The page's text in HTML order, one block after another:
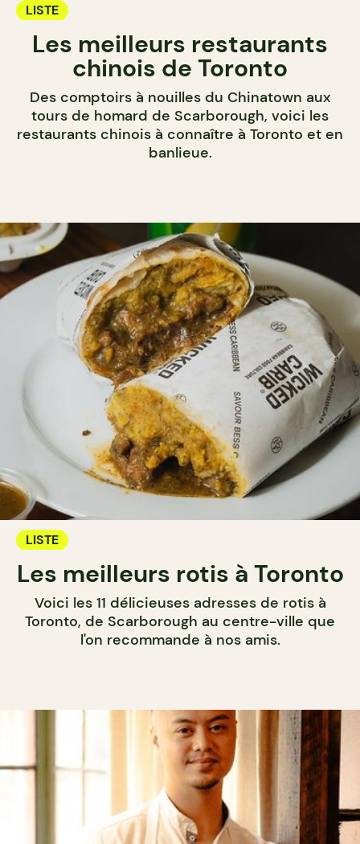
LISTE
Les meilleurs restaurants
chinois de Toronto
Des comptoirs à nouilles du Chinatown aux
tours de homard de Scarborough, voici les
restaurants chinois à connaître à Toronto et en
banlieue.
LISTE
Les meilleurs rotis à Toronto
Voici les 11 délicieuses adresses de rotis à
Toronto, de Scarborough au centre-ville que
l'on recommande à nos amis.